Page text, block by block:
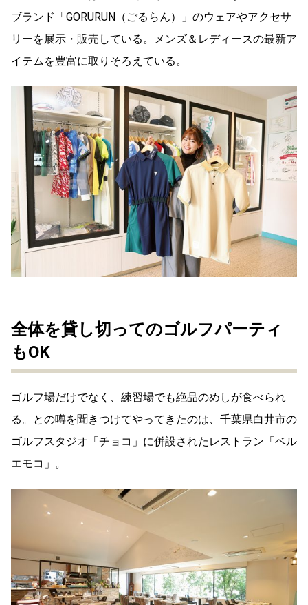
ブランド「GORURUN（ごるらん）」のウェアやアクセサ
リーを展示・販売している。メンズ＆レディースの最新ア
イテムを豊富に取りそろえている。
全体を貸し切ってのゴルフパーティ
もOK
ゴルフ場だけでなく、練習場でも絶品のめしが食べられ
る。との噂を聞きつけてやってきたのは、千葉県白井市の
ゴルフスタジオ「チョコ」に併設されたレストラン「ベル
エモコ」。